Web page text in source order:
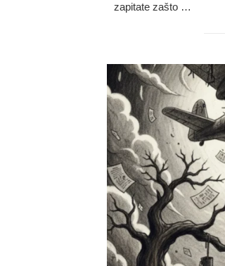
zapitate zašto …